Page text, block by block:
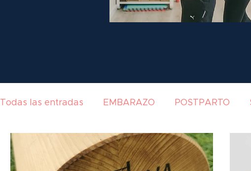
Todas las entradas EMBARAZO POSTPARTO
HERRAMIENTAS ENTRENAMIENTO MATRO-